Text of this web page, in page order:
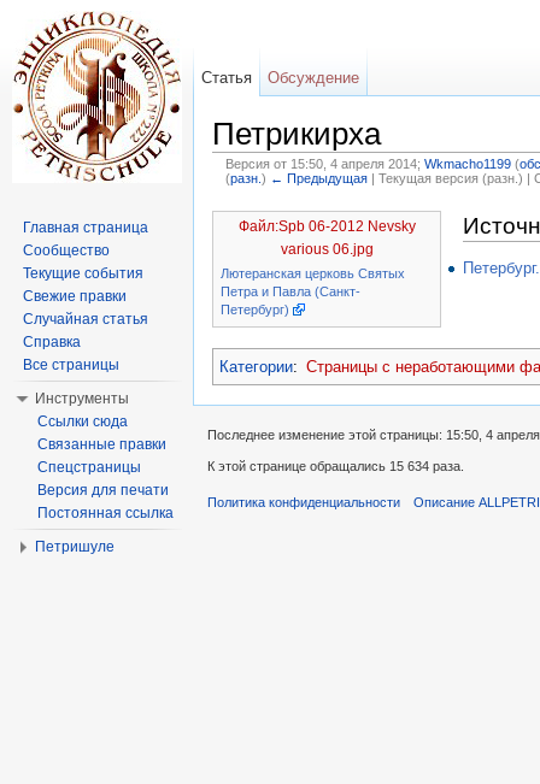
Петрикирха
Версия от 15:50, 4 апреля 2014; Wkmacho1199 (
(разн. ) ← Предыдущая| Текущая версия (разн.)
Файл:Spb 06-2012 Nevsky
various 06.jpg
Лютеранская церковь Святых
Петра и Павла (Санкт-
Петербург)
Категории: Страницы с неработающими
Статья Обсуждение
Главная страница
Сообщество
Текущие события
Свежие правки
Случайная статья
Справка
Все страницы
Инструменты
Ссылки сюда
Связанные правки
Спецстраницы
Версия для печати
Постоянная ссылка
Петришуле
Последнее изменение этой страницы: 15:50, 4
К этой странице обращались 15 634 раза.
Политика конфиденциальности Описание